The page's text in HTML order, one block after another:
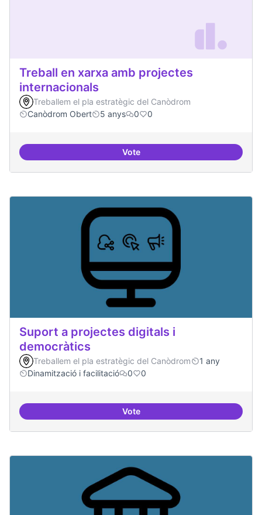
Treball en xarxa amb projectes
internacionals
Treballem el pla estratègic del Canòdrom
Canòdrom Obert
5 anys 0 0
VoteTreball en xarxa amb projectes
Suport a projectes digitals i
democràtics
Treballem el pla estratègic del Canòdrom
1 any
Dinamització i facilitació
0 0
VoteSuport a projectes digitals i